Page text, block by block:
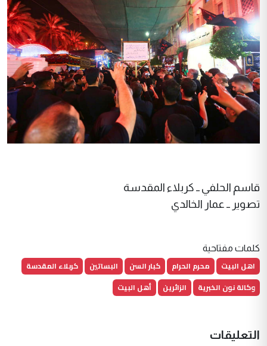
قاسم الحلفي ــ كربلاء المقدسة
تصوير ــ عمار الخالدي
كلمات مفتاحية
اهل البيت محرم الحرام كبار السن البساتين
كربلاء المقدسة
وكالة نون الخبرية
الزائرين أهل البيت
التعليقات